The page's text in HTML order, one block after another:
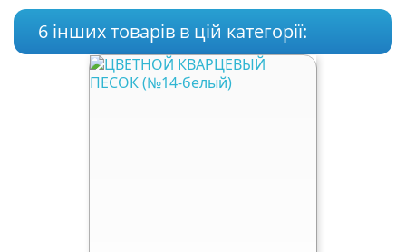
6 інших товарів в цій категорії: